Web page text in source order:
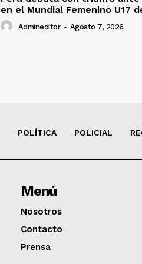
en el Mundial Femenino U17
Admineditor - Agosto 7, 2026
POLÍTICA POLICIAL
Menú
Nosotros
Contacto
Prensa